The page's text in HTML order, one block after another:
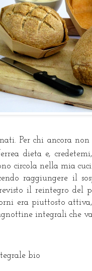
Per chi ancora non
dieta e,
circola nella mia
raggiungere il
il reintegro del
era piuttosto
integrali che
bio